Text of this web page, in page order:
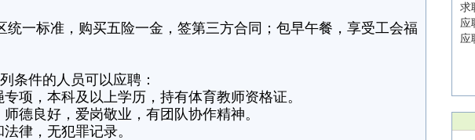
统一标准，购买五险一金，签第三方合同；包早午餐，享受工会福
条件的人员可以应聘：
项，本科及以上学历，持有体育教师资格证。
德良好，爱岗敬业，有团队协作精神。
律，无犯罪记录。
求
应
应